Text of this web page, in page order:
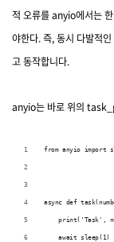
적 오류를 anyio에서는
야한다. 즉, 동시 다발적
고 동작합니다.
anyio는 바로 위의
from anyio import
async def
print('Task',
    await sleep(1)